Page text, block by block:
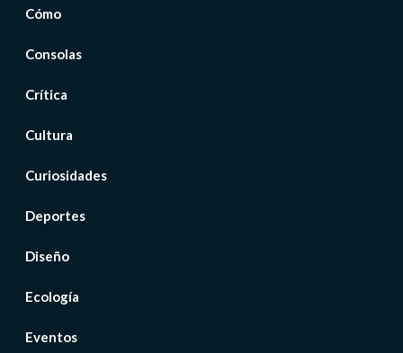
Cómo
Consolas
Crítica
Cultura
Curiosidades
Deportes
Diseño
Ecología
Eventos